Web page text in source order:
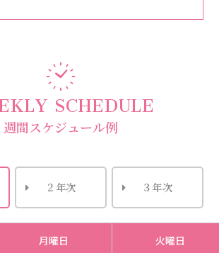
SCHEDULE
週間スケジュール例
２年次 ３年次
月曜日 火曜日